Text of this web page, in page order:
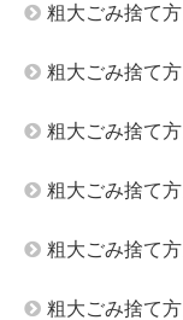
粗大ごみ捨て
粗大ごみ捨て
粗大ごみ捨て
粗大ごみ捨て
粗大ごみ捨て
粗大ごみ捨て